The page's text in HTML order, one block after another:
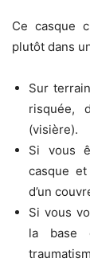
Ce casque
plutôt dans
Sur
risquée,
(visière).
Si vous
casque
d’un
Si vous
la base